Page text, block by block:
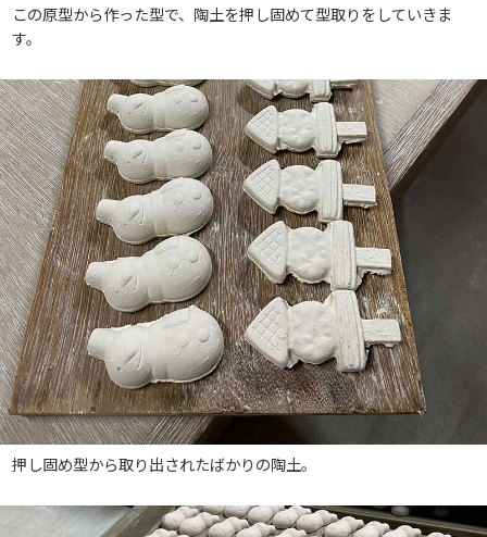
この原型から作った型で、陶土を押し固めて型取りをしていきま
す。
押し固め型から取り出されたばかりの陶土。